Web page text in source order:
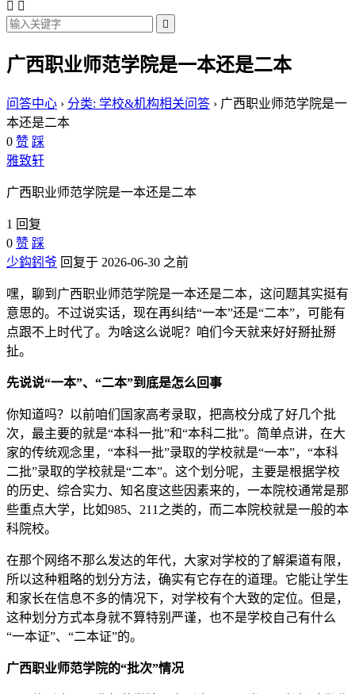
 

广西职业师范学院是一本还是二本
问答中心 › 分类: 学校&机构相关问答 › 广西职业师范学院是一
本还是二本
0 赞 踩
雅致轩
广西职业师范学院是一本还是二本
1 回复
0 赞 踩
少鈎鈏爷 回复于 2026-06-30 之前
嘿，聊到广西职业师范学院是一本还是二本，这问题其实挺有
意思的。不过说实话，现在再纠结“一本”还是“二本”，可能有
点跟不上时代了。为啥这么说呢？咱们今天就来好好掰扯掰
扯。
先说说“一本”、“二本”到底是怎么回事
你知道吗？以前咱们国家高考录取，把高校分成了好几个批
次，最主要的就是“本科一批”和“本科二批”。简单点讲，在大
家的传统观念里，“本科一批”录取的学校就是“一本”，“本科
二批”录取的学校就是“二本”。这个划分呢，主要是根据学校
的历史、综合实力、知名度这些因素来的，一本院校通常是那
些重点大学，比如985、211之类的，而二本院校就是一般的本
科院校。
在那个网络不那么发达的年代，大家对学校的了解渠道有限，
所以这种粗略的划分方法，确实有它存在的道理。它能让学生
和家长在信息不多的情况下，对学校有个大致的定位。但是，
这种划分方式本身就不算特别严谨，也不是学校自己有什么
“一本证”、“二本证”的。
广西职业师范学院的“批次”情况